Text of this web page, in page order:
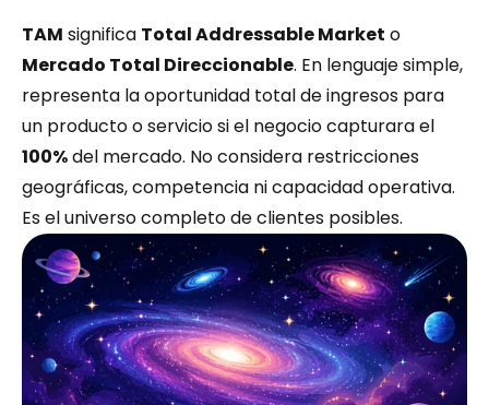
TAM significa Total Addressable Market
Mercado Total Direccionable. En lenguaje simple,
representa la oportunidad total de ingresos para
100% del mercado. No considera restricciones
geográficas, competencia ni capacidad operativa.
Es el universo completo de clientes posibles.